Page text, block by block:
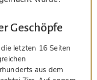
Geschöpfe
letzten 16 Seiten
aus dem